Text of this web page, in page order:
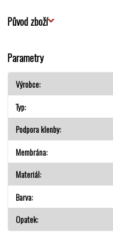
Původ zboží
Parametry
Výrobce
Typ
Podpora klenby
Membrána
Materiál
Barva
Opatek